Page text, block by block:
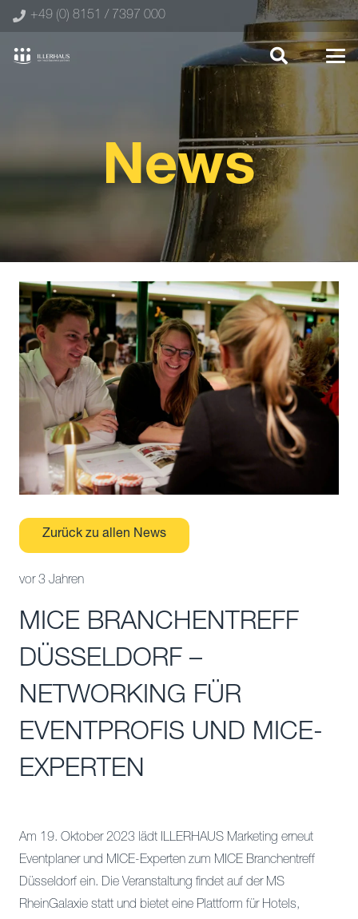
+49 (0) 8151 / 7397 000
News
Zurück zu allen News
vor 3 Jahren
MICE BRANCHENTREFF
DÜSSELDORF –
NETWORKING FÜR
EVENTPROFIS UND MICE-
EXPERTEN
Am 19. Oktober 2023 lädt ILLERHAUS Marketing erneut
Eventplaner und MICE-Experten zum MICE Branchentreff
Düsseldorf ein. Die Veranstaltung findet auf der MS
RheinGalaxie statt und bietet eine Plattform für Hotels,